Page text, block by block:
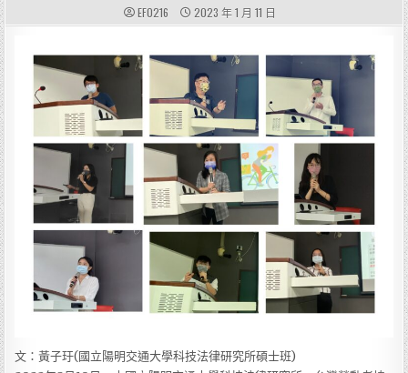
AUTHOR:
EF0216 PUBLISHED DATE:
2023 年 1 月 11 日
文：黃子玗(國立陽明交通大學科技法律研究所碩士班)